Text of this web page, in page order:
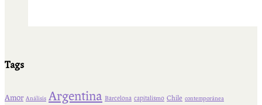
Tags
Amor Análisis Argentina Barcelona capitalismo Chile contemporánea